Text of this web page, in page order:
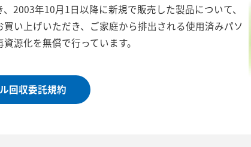
2003年10月1日以降に新規で販売した製品について、
い上げいただき、ご家庭から排出される使用済みパソ
源化を無償で行っています。
回収委託規約